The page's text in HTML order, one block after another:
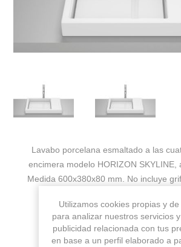
Lavabo porcelana esmaltado a las
encimera modelo HORIZON SKYLINE,
Medida 600x380x80 mm. No incluye
Fabricante: ROCA
Sku: A32727500B
Utilizamos cookies propias y
para analizar nuestros servicios
publicidad relacionada con tus
en base a un perfil elaborado a